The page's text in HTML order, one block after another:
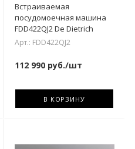
Встраиваемая
посудомоечная машина
FDD422QJ2 De Dietrich
Арт.: FDD422QJ2
112 990руб./шт
В КОРЗИНУ